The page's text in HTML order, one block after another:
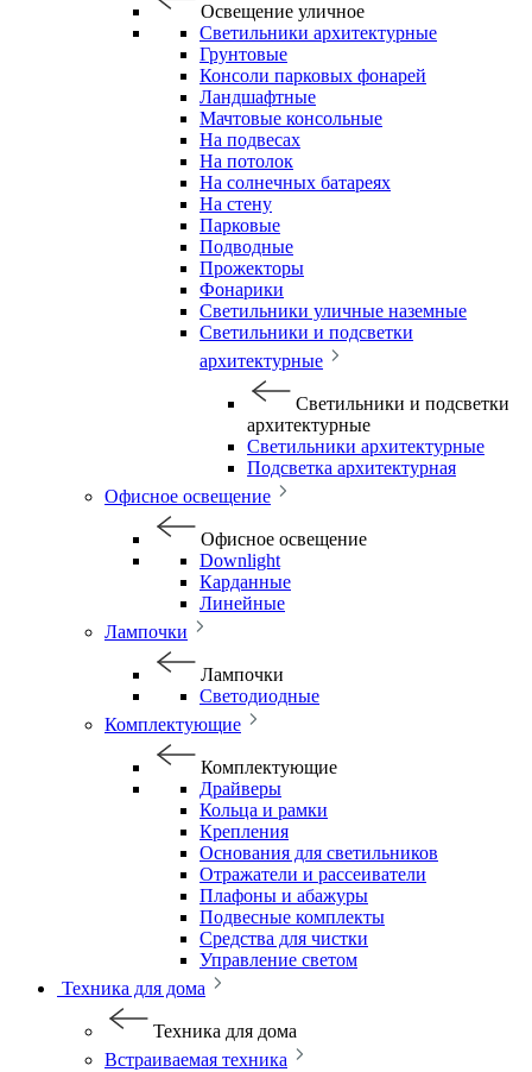
Освещение уличное
Светильники архитектурные
Грунтовые
Консоли парковых фонарей
Ландшафтные
Мачтовые консольные
На подвесах
На потолок
На солнечных батареях
На стену
Парковые
Подводные
Прожекторы
Фонарики
Светильники уличные наземные
Светильники и подсветки
архитектурные
Светильники и подсветки
архитектурные
Светильники архитектурные
Подсветка архитектурная
Офисное освещение
Офисное освещение
Downlight
Карданные
Линейные
Лампочки
Лампочки
Светодиодные
Комплектующие
Комплектующие
Драйверы
Кольца и рамки
Крепления
Основания для светильников
Отражатели и рассеиватели
Плафоны и абажуры
Подвесные комплекты
Средства для чистки
Управление светом
Техника для дома
Техника для дома
Встраиваемая техника